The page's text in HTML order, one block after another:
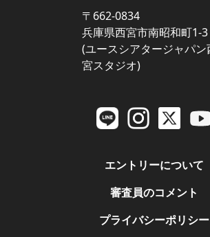
〒662-0834
兵庫県西宮市南昭和町1-3
(ユースシアタージャパン
宮スタジオ)
エントリーについて
審査員のコメント
プライバシーポリシー